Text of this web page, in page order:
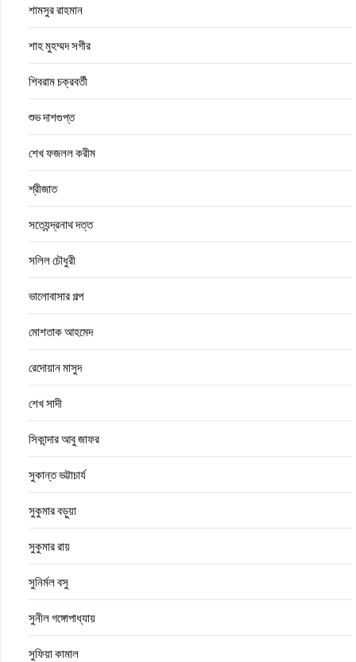
শামসুর রাহমান
শাহ মুহম্মদ সগীর
শিবরাম চক্রবর্তী
শুভ দাশগুপ্ত
শেখ ফজলল করীম
শ্রীজাত
সত্যেন্দ্রনাথ দত্ত
সলিল চৌধুরী
ভালোবাসার গল্প
মোশতাক আহমেদ
রেদোয়ান মাসুদ
শেখ সাদী
সিকান্দার আবু জাফর
সুকান্ত ভট্টাচার্য
সুকুমার বড়ুয়া
সুকুমার রায়
সুনির্মল বসু
সুনীল গঙ্গোপাধ্যায়
সুফিয়া কামাল